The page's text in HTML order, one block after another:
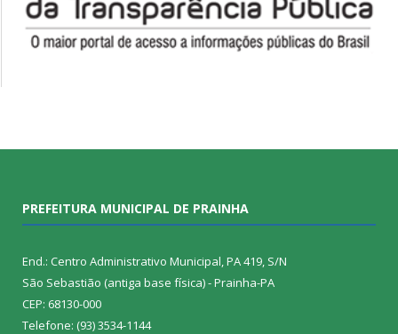
PREFEITURA MUNICIPAL DE PRAINHA
End.: Centro Administrativo Municipal, PA 419, S/N
São Sebastião (antiga base física) - Prainha-PA
CEP: 68130-000
Telefone: (93) 3534-1144